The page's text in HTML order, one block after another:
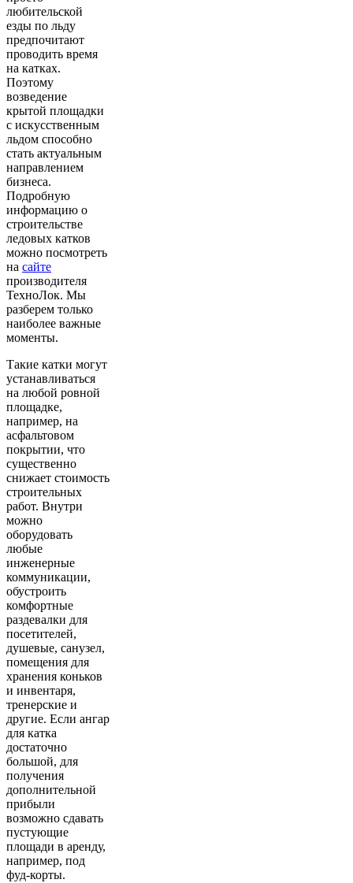
любительской
езды по льду
предпочитают
проводить время
на катках.
Поэтому
возведение
крытой площадки
с искусственным
льдом способно
стать актуальным
направлением
бизнеса.
Подробную
информацию о
строительстве
ледовых катков
можно посмотреть
на сайте
производителя
ТехноЛок. Мы
разберем только
наиболее важные
моменты.
Такие катки могут
устанавливаться
на любой ровной
площадке,
например, на
асфальтовом
покрытии, что
существенно
снижает стоимость
строительных
работ. Внутри
можно
оборудовать
любые
инженерные
коммуникации,
обустроить
комфортные
раздевалки для
посетителей,
душевые, санузел,
помещения для
хранения коньков
и инвентаря,
тренерские и
другие. Если ангар
для катка
достаточно
большой, для
получения
дополнительной
прибыли
возможно сдавать
пустующие
площади в аренду,
например, под
фуд-корты.